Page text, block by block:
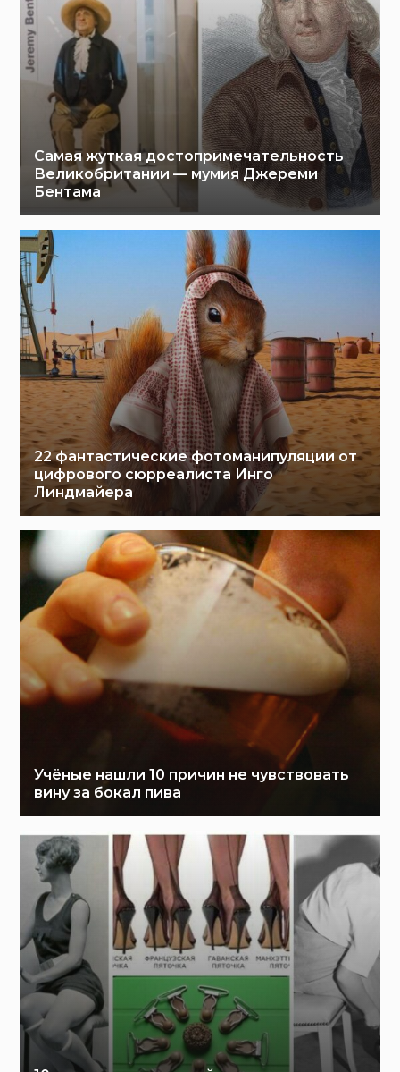
Самая жуткая достопримечательность
Великобритании — мумия Джереми
Бентама
22 фантастические фотоманипуляции от
цифрового сюрреалиста Инго
Линдмайера
Учёные нашли 10 причин не чувствовать
вину за бокал пива